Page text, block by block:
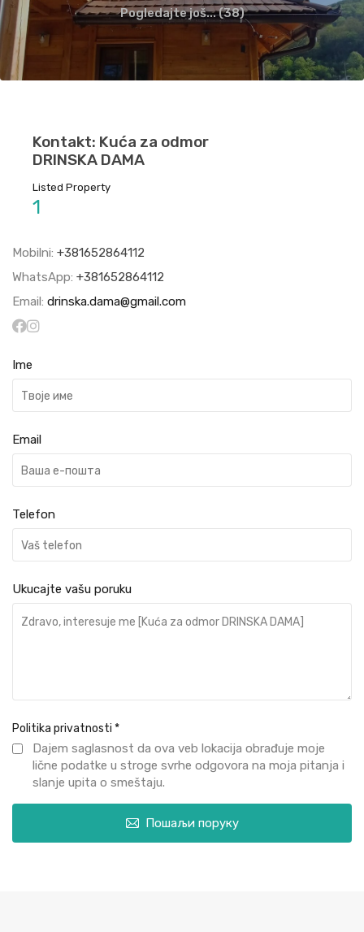
Pogledajte još... (38)
Kontakt: Kuća za odmor
DRINSKA DAMA
Listed Property
1
Mobilni: +381652864112
WhatsApp: +381652864112
Email: drinska.dama@gmail.com
Ime
Email
Telefon
Ukucajte vašu poruku
Politika privatnosti *
Dajem saglasnost da ova veb lokacija obrađuje moje
lične podatke u stroge svrhe odgovora na moja pitanja i
slanje upita o smeštaju.
Пошаљи поруку